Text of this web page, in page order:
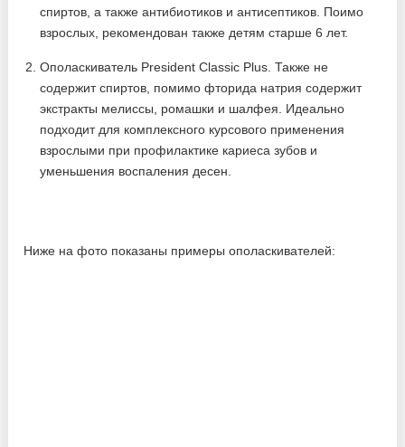
спиртов, а также антибиотиков и антисептиков. Поимо
взрослых, рекомендован также детям старше 6 лет.
Ополаскиватель President Classic Plus. Также не
содержит спиртов, помимо фторида натрия содержит
экстракты мелиссы, ромашки и шалфея. Идеально
подходит для комплексного курсового применения
взрослыми при профилактике кариеса зубов и
уменьшения воспаления десен.
Ниже на фото показаны примеры ополаскивателей: